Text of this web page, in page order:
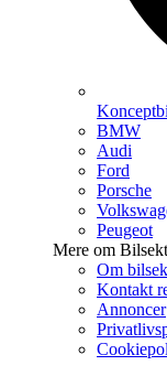
BMW
Audi
Ford
Porsche
Peugeot
Mere om
Om
Kontakt
Annoncer